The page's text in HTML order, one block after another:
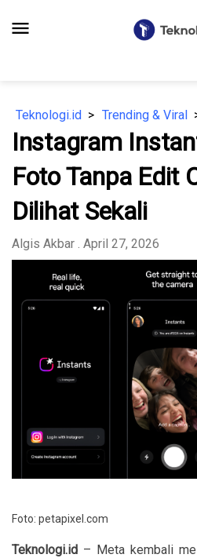
menu
Teknologi.id Trending & Viral
Instagram
Foto Tanpa Edit
Dilihat Sekali
Algis Akbar . April 27, 2026
Foto: petapixel.com
Teknologi.id – Meta kembali